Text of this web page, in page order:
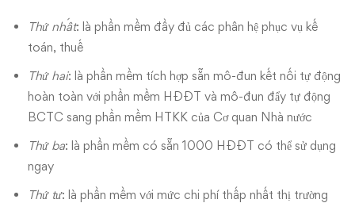
riêng
cho
doanh
nghiệp
vừa
và
Thứ nhất: là phần mềm đầy đủ các phân hệ phục vụ kế
toán, thuế
Thứ hai: là phần mềm tích hợp sẵn mô-đun kết nối tự động
hoàn toàn với phần mềm HĐĐT và mô-đun đẩy tự động
BCTC sang phần mềm HTKK của Cơ quan Nhà nước
Thứ ba: là phần mềm có sẵn 1000 HĐĐT có thể sử dụng
ngay
Thứ tư: là phần mềm với mức chi phí thấp nhất thị trường